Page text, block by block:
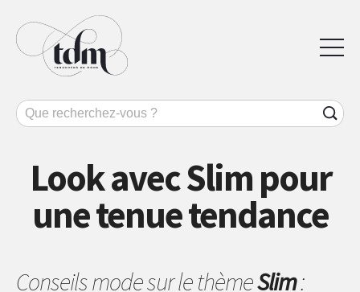
Look avec Slim pour
une tenue tendance
Conseils mode sur le thèmeSlim: